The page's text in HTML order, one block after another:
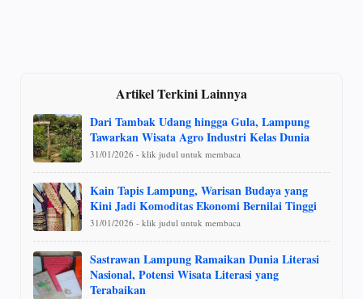
Artikel Terkini Lainnya
Dari Tambak Udang hingga Gula, Lampung
Tawarkan Wisata Agro Industri Kelas Dunia
31/01/2026 - klik judul untuk membaca
Kain Tapis Lampung, Warisan Budaya yang
Kini Jadi Komoditas Ekonomi Bernilai Tinggi
31/01/2026 - klik judul untuk membaca
Sastrawan Lampung Ramaikan Dunia Literasi
Nasional, Potensi Wisata Literasi yang
Terabaikan